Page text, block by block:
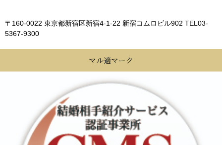
〒160-0022 東京都新宿区新宿4-1-22 新宿コムロビル902 TEL03-
5367-9300
マル適マーク